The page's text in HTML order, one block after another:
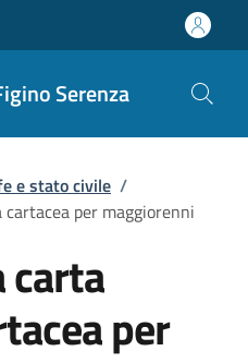
Serenza
e stato civile /
per maggiorenni
carta
per